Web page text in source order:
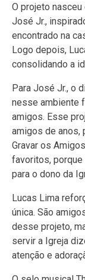
O projeto
José Jr.,
encontrado na
Logo depois,
consolidando a
Para José Jr., o
nesse ambiente
amigos. Esse
amigos de anos,
Gravar os
favoritos, porque
para o dono da
Lucas Lima
única. São
desse projeto,
servir a Igreja
atenção e